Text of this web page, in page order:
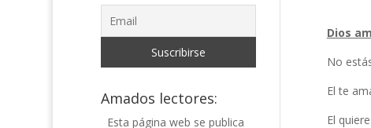
Dios
No
El te
El
Amados lectores:
Esta página web se publica